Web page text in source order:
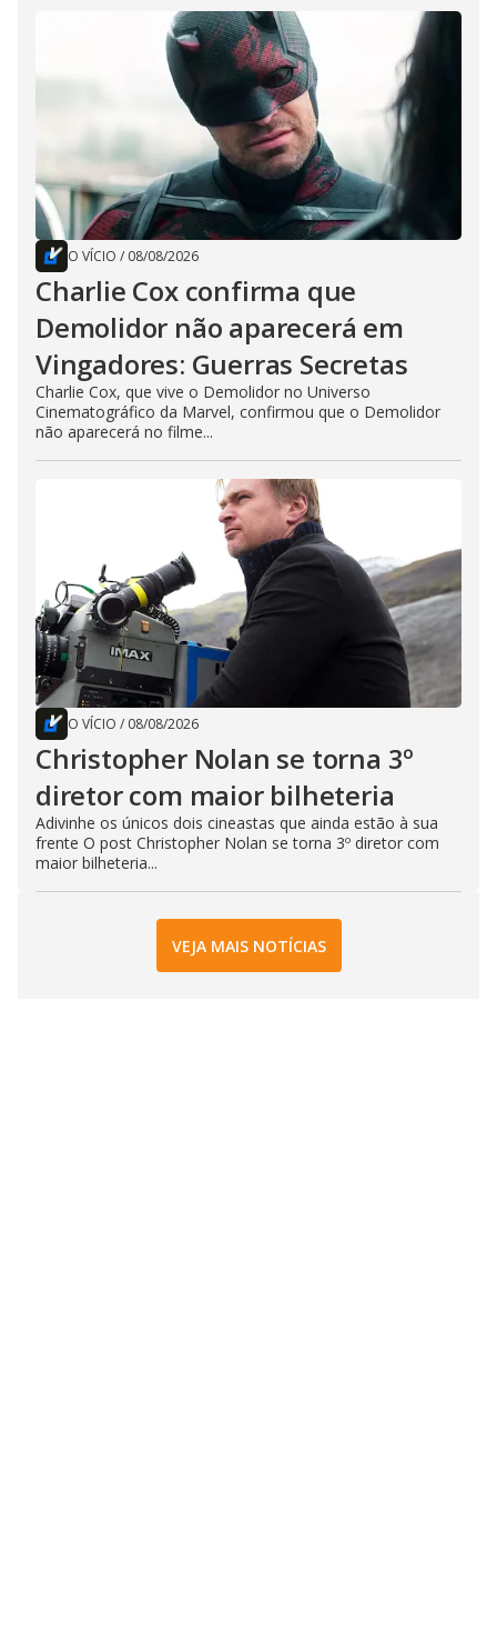
O VÍCIO / 08/08/2026
Charlie Cox confirma que
Demolidor não aparecerá em
Vingadores: Guerras Secretas
Charlie Cox, que vive o Demolidor no Universo
Cinematográfico da Marvel, confirmou que o Demolidor
não aparecerá no filme...
O VÍCIO / 08/08/2026
Christopher Nolan se torna 3º
diretor com maior bilheteria
Adivinhe os únicos dois cineastas que ainda estão à sua
frente O post Christopher Nolan se torna 3º diretor com
maior bilheteria...
VEJA MAIS NOTÍCIAS